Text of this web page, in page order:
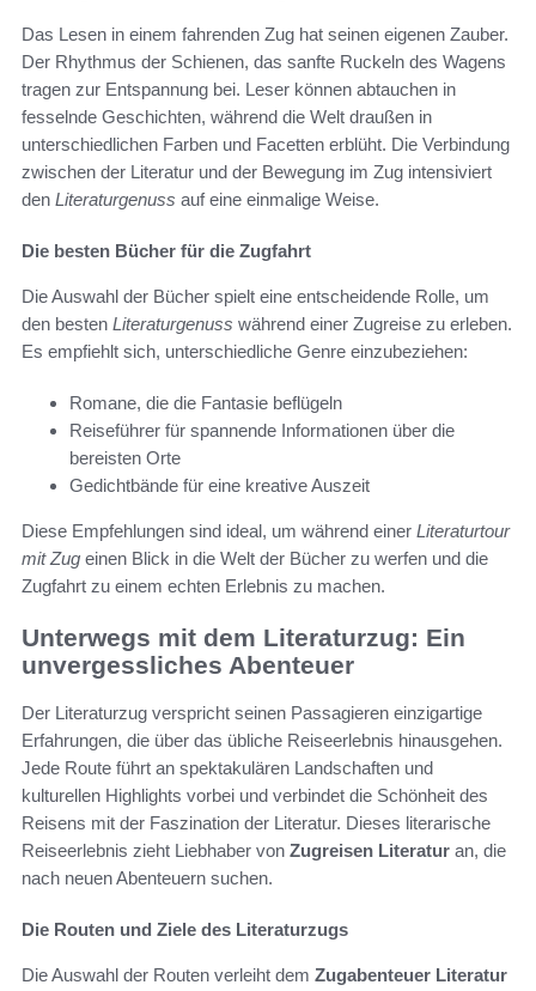
Das Lesen in einem fahrenden Zug hat seinen eigenen Zauber.
Der Rhythmus der Schienen, das sanfte Ruckeln des Wagens
tragen zur Entspannung bei. Leser können abtauchen in
fesselnde Geschichten, während die Welt draußen in
unterschiedlichen Farben und Facetten erblüht. Die Verbindung
zwischen der Literatur und der Bewegung im Zug intensiviert
den Literaturgenuss auf eine einmalige Weise.
Die besten Bücher für die Zugfahrt
Die Auswahl der Bücher spielt eine entscheidende Rolle, um
den besten Literaturgenuss während einer Zugreise zu erleben.
Es empfiehlt sich, unterschiedliche Genre einzubeziehen:
Romane, die die Fantasie beflügeln
Reiseführer für spannende Informationen über die
bereisten Orte
Gedichtbände für eine kreative Auszeit
Diese Empfehlungen sind ideal, um während einer Literaturtour
mit Zug einen Blick in die Welt der Bücher zu werfen und die
Zugfahrt zu einem echten Erlebnis zu machen.
Unterwegs mit dem Literaturzug: Ein
unvergessliches Abenteuer
Der Literaturzug verspricht seinen Passagieren einzigartige
Erfahrungen, die über das übliche Reiseerlebnis hinausgehen.
Jede Route führt an spektakulären Landschaften und
kulturellen Highlights vorbei und verbindet die Schönheit des
Reisens mit der Faszination der Literatur. Dieses literarische
Reiseerlebnis zieht Liebhaber von Zugreisen Literatur an, die
nach neuen Abenteuern suchen.
Die Routen und Ziele des Literaturzugs
Die Auswahl der Routen verleiht dem Zugabenteuer Literatur